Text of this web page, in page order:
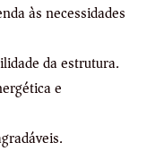
às necessidades
da estrutura.
e